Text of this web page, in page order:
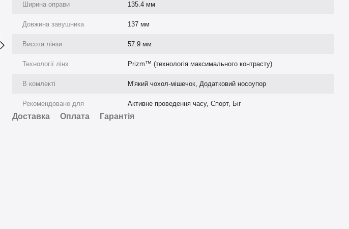
Ширина оправи 135.4 мм
Довжина завушника 137 мм
Висота лінзи 57.9 мм
Технології лінз Prizm™ (технологія максимального контрасту)
В комлекті М'який чохол-мішечок, Додатковий носоупор
Рекомендовано для Активне проведення часу, Спорт, Біг
Доставка Оплата Гарантія